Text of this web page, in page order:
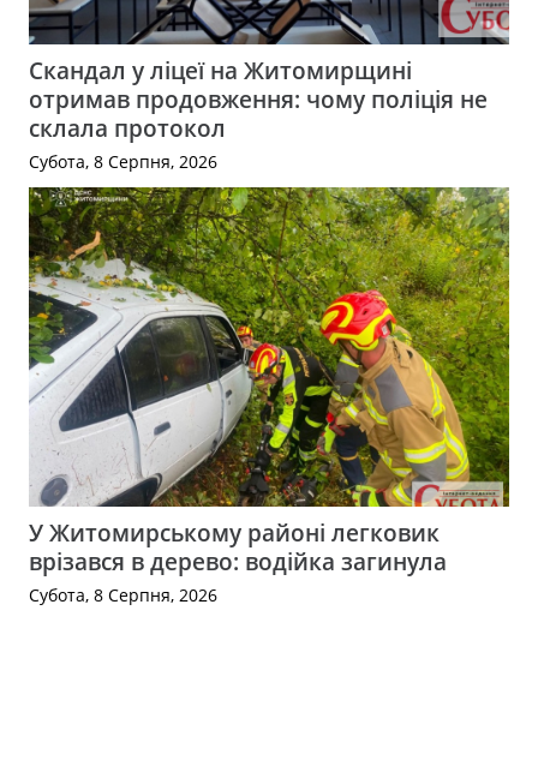
Скандал у ліцеї на Житомирщині
отримав продовження: чому поліція не
склала протокол
Субота, 8 Серпня, 2026
У Житомирському районі легковик
врізався в дерево: водійка загинула
Субота, 8 Серпня, 2026